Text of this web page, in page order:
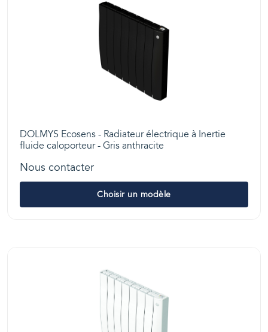
DOLMYS Ecosens - Radiateur électrique à Inertie
fluide caloporteur - Gris anthracite
Nous contacter
Choisir un modèle